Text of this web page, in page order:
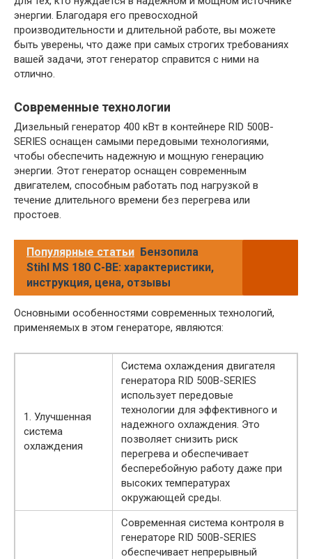
энергии. Благодаря его превосходной
производительности и длительной работе, вы можете
быть уверены, что даже при самых строгих требованиях
вашей задачи, этот генератор справится с ними на
отлично.
Современные технологии
Дизельный генератор 400 кВт в контейнере RID 500B-
SERIES оснащен самыми передовыми технологиями,
чтобы обеспечить надежную и мощную генерацию
энергии. Этот генератор оснащен современным
двигателем, способным работать под нагрузкой в
течение длительного времени без перегрева или
простоев.
Популярные статьи Бензопила
Stihl MS 180 C-BE: характеристики,
инструкция, цена, отзывы
Основными особенностями современных технологий,
применяемых в этом генераторе, являются:
1. Улучшенная
система
охлаждения
Система охлаждения двигателя
генератора RID 500B-SERIES
использует передовые
технологии для эффективного и
надежного охлаждения. Это
позволяет снизить риск
перегрева и обеспечивает
бесперебойную работу даже при
высоких температурах
окружающей среды.
Современная система контроля в
генераторе RID 500B-SERIES
обеспечивает непрерывный